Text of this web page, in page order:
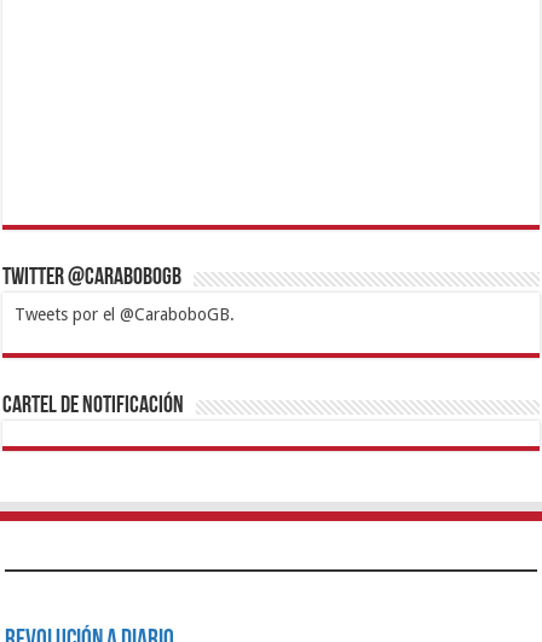
Twitter @CaraboboGB
Tweets por el @CaraboboGB.
1xbetBetturkeyBetistKralbetSupertotobetTipobetMatadorbetMariobet
https://mvbcasino.com/
Cartel de Notificación